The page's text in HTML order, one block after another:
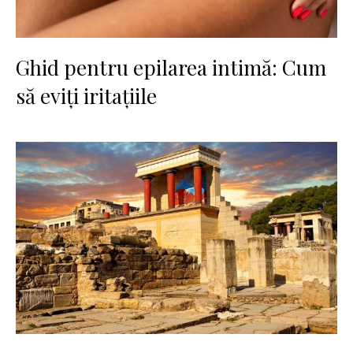
Ghid pentru epilarea intimă: Cum
să eviți iritațiile